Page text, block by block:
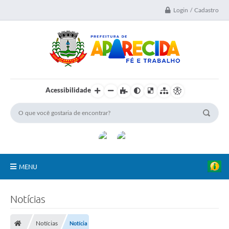
Login / Cadastro
Acessibilidade
MENU
Notícias
Notícias Notícia